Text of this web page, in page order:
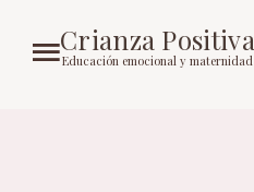
Crianza Positiva
Educación emocional y maternidad